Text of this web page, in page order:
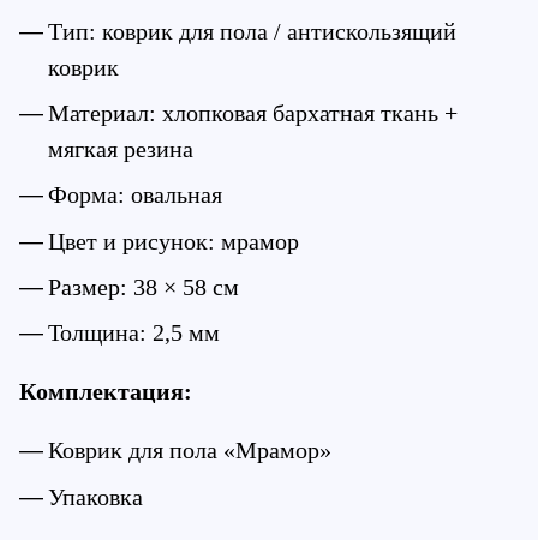
Тип: коврик для пола / антискользящий
коврик
Материал: хлопковая бархатная ткань +
мягкая резина
Форма: овальная
Цвет и рисунок: мрамор
Размер: 38 × 58 см
Толщина: 2,5 мм
Комплектация:
Коврик для пола «Мрамор»
Упаковка